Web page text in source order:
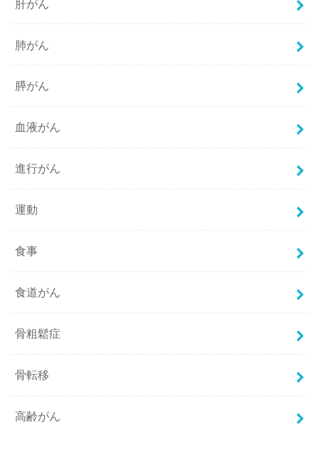
肝がん
肺がん
膵がん
血液がん
進行がん
運動
食事
食道がん
骨粗鬆症
骨転移
高齢がん